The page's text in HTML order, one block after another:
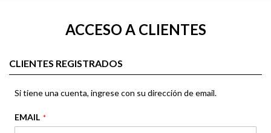
ACCESO A CLIENTES
CLIENTES REGISTRADOS
Si tiene una cuenta, ingrese con su dirección de email.
EMAIL